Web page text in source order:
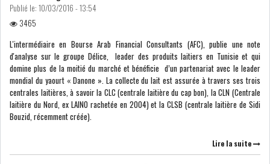
LES PRIX DU PÉTROLE
GRIMPENT SOUS L...
RSS
Publié le: 10/03/2016 - 13:54
3465
L'intermédiaire en Bourse Arab Financial Consultants (AFC), publie une note
d'analyse sur le groupe Délice, leader des produits laitiers en Tunisie et qui
domine plus de la moitié du marché et bénéficie d’un partenariat avec le leader
mondial du yaourt « Danone ». La collecte du lait est assurée à travers ses trois
centrales laitières, à savoir la CLC (centrale laitière du cap bon), la CLN (Centrale
laitière du Nord, ex LAINO rachetée en 2004) et la CLSB (centrale laitière de Sidi
Bouzid, récemment créée).
Lire la suite